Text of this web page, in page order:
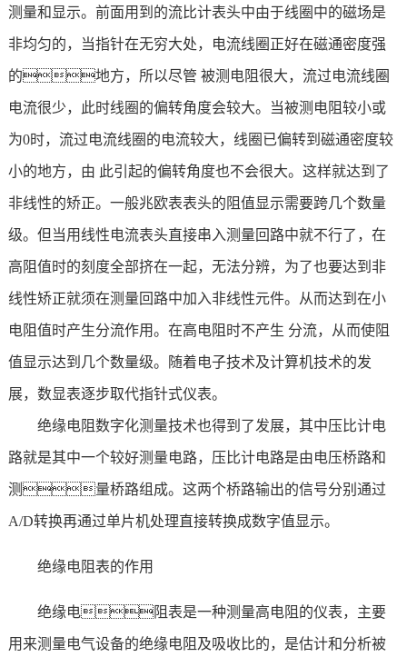
测量和显示。前面用到的流比计表头中由于线圈中的磁场是
非均匀的，当指针在无穷大处，电流线圈正好在磁通密度强
的地方，所以尽管 被测电阻很大，流过电流线圈
电流很少，此时线圈的偏转角度会较大。当被测电阻较小或
为0时，流过电流线圈的电流较大，线圈已偏转到磁通密度较
小的地方，由 此引起的偏转角度也不会很大。这样就达到了
非线性的矫正。一般兆欧表表头的阻值显示需要跨几个数量
级。但当用线性电流表头直接串入测量回路中就不行了，在
高阻值时的刻度全部挤在一起，无法分辨，为了也要达到非
线性矫正就须在测量回路中加入非线性元件。从而达到在小
电阻值时产生分流作用。在高电阻时不产生 分流，从而使阻
值显示达到几个数量级。随着电子技术及计算机技术的发
展，数显表逐步取代指针式仪表。
绝缘电阻数字化测量技术也得到了发展，其中压比计电
路就是其中一个较好测量电路，压比计电路是由电压桥路和
测量桥路组成。这两个桥路输出的信号分别通过
A/D转换再通过单片机处理直接转换成数字值显示。
绝缘电阻表的作用
绝缘电阻表是一种测量高电阻的仪表，主要
用来测量电气设备的绝缘电阻及吸收比的，是估计和分析被